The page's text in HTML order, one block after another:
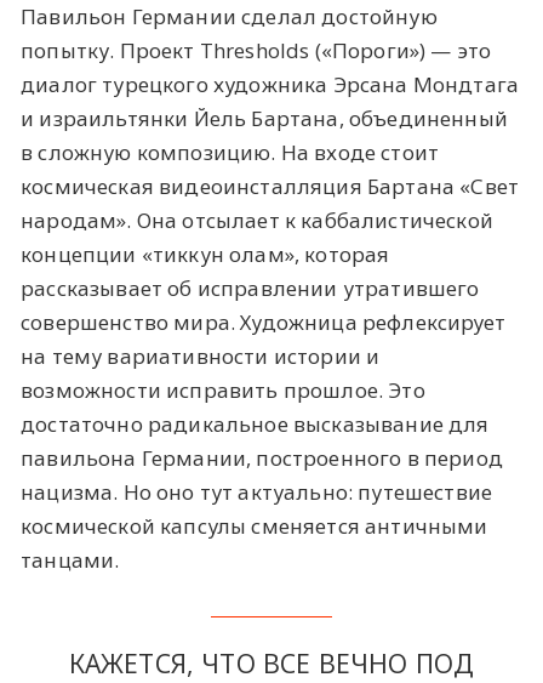
Павильон Германии сделал достойную
попытку. Проект Thresholds («Пороги») — это
диалог турецкого художника Эрсана Мондтага
и израильтянки Йель Бартана, объединенный
в сложную композицию. На входе стоит
космическая видеоинсталляция Бартана «Свет
народам». Она отсылает к каббалистической
концепции «тиккун олам», которая
рассказывает об исправлении утратившего
совершенство мира. Художница рефлексирует
на тему вариативности истории и
возможности исправить прошлое. Это
достаточно радикальное высказывание для
павильона Германии, построенного в период
нацизма. Но оно тут актуально: путешествие
космической капсулы сменяется античными
танцами.
КАЖЕТСЯ, ЧТО ВСЕ ВЕЧНО ПОД